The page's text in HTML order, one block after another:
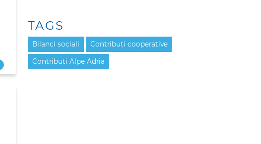
TAGS
Bilanci sociali Contributi cooperative
Contributi Alpe Adria